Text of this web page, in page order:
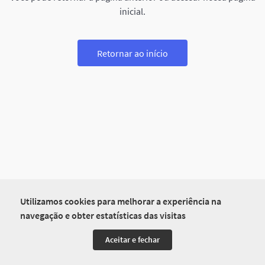
Utilizamos cookies para melhorar a experiência na
navegação e obter estatísticas das visitas
Aceitar e fechar
inicial.
Retornar ao início